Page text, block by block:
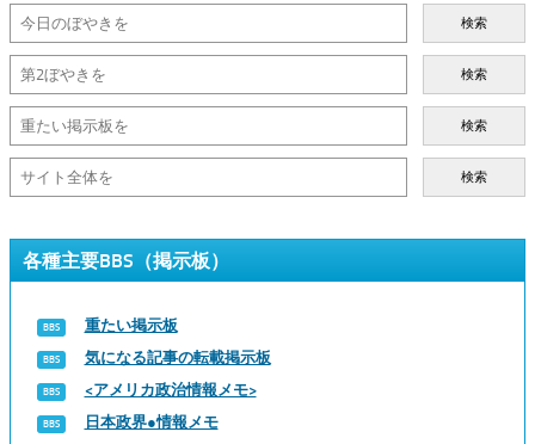
検索
検索
検索
検索
各種主要BBS（掲示板）
重たい掲示板
気になる記事の転載掲示板
<アメリカ政治情報メモ>
日本政界●情報メモ